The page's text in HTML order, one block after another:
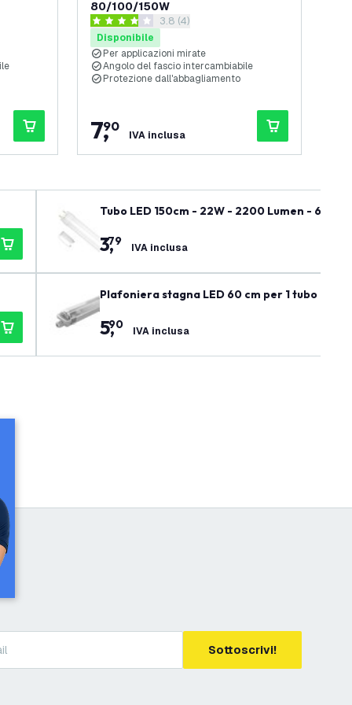
recensioni
80/100/150W
apri il cassetto delle recensioni
3.8 stelle di valutazione
3.8 (4)
Disponibile
Per applicazioni mirate
Angolo del fascio intercambiabile
Protezione dall'abbagliamento
7,
90
IVA inclusa
Tubo LED 150cm - 22W - 2200 Lumen -
3,
79 IVA inclusa
Plafoniera stagna LED 60 cm per 1 tubo LED
5,
90 IVA inclusa
Sottoscrivi!